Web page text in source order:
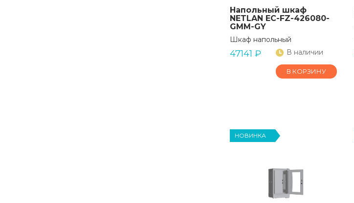
Напольный шкаф
NETLAN EC-FZ-426080-
GMM-GY
Шкаф напольный
47141 ₽ В наличии
В КОРЗИНУ
НОВИНКА